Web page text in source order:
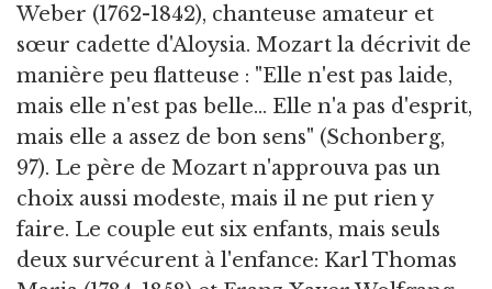
Weber (1762-1842), chanteuse amateur et
sœur cadette d'Aloysia. Mozart la décrivit de
manière peu flatteuse : "Elle n'est pas laide,
mais elle n'est pas belle... Elle n'a pas d'esprit,
mais elle a assez de bon sens" (Schonberg,
97). Le père de Mozart n'approuva pas un
choix aussi modeste, mais il ne put rien y
faire. Le couple eut six enfants, mais seuls
deux survécurent à l'enfance: Karl Thomas